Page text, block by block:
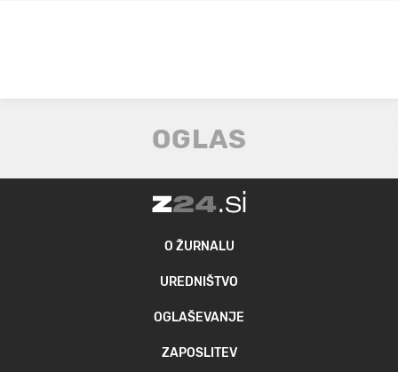
O ŽURNALU
UREDNIŠTVO
OGLAŠEVANJE
ZAPOSLITEV